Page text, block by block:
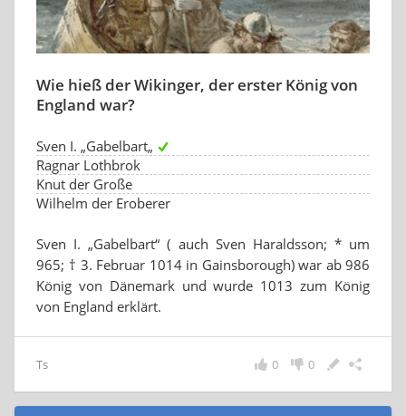
Wie hieß der Wikinger, der erster König von
England war?
Sven I. „Gabelbart„
Ragnar Lothbrok
Knut der Große
Wilhelm der Eroberer
Sven I. „Gabelbart“ ( auch Sven Haraldsson; * um
965; † 3. Februar 1014 in Gainsborough) war ab 986
König von Dänemark und wurde 1013 zum König
von England erklärt.
Ts 0
0